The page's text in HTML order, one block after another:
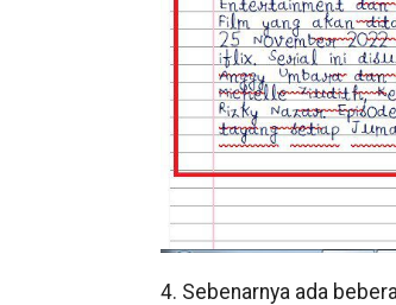
4. Sebenarnya ada